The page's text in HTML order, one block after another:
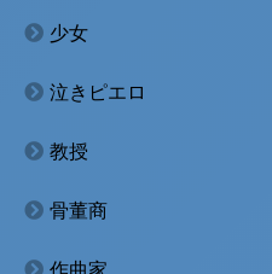
少女
泣きピエロ
教授
骨董商
作曲家